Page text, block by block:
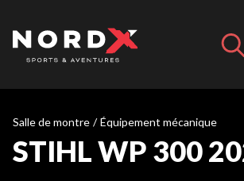
Salle de montre / Équipement mécanique
STIHL WP 300